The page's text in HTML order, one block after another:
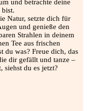
und betrachte deine
bist.
Natur, setzte dich für
und genieße den
Strahlen in deinem
Tee aus frischen
du was? Freue dich, das
dir gefällt und tanze –
siehst du es jetzt?